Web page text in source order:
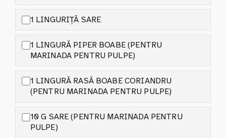
1 LINGURIȚĂ SARE
1 LINGURĂ PIPER BOABE (PENTRU
MARINADA PENTRU PULPE)
1 LINGURĂ RASĂ BOABE CORIANDRU
(PENTRU MARINADA PENTRU PULPE)
10 G SARE (PENTRU MARINADA PENTRU
PULPE)